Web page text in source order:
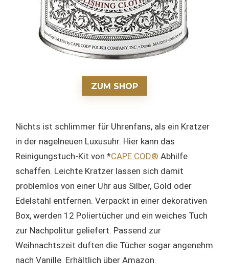
ZUM SHOP
Nichts ist schlimmer für Uhrenfans, als ein Kratzer
in der nagelneuen Luxusuhr. Hier kann das
Reinigungstuch-Kit von *CAPE COD® Abhilfe
schaffen. Leichte Kratzer lassen sich damit
problemlos von einer Uhr aus Silber, Gold oder
Edelstahl entfernen. Verpackt in einer dekorativen
Box, werden 12 Poliertücher und ein weiches Tuch
zur Nachpolitur geliefert. Passend zur
Weihnachtszeit duften die Tücher sogar angenehm
nach Vanille. Erhältlich über Amazon.